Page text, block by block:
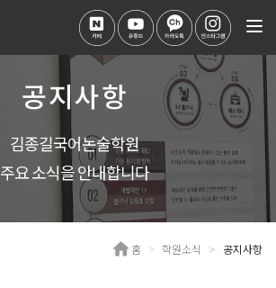
공지사항
김종길국어논술학원
주요 소식을 안내합니다
홈 학원소식 공지사항